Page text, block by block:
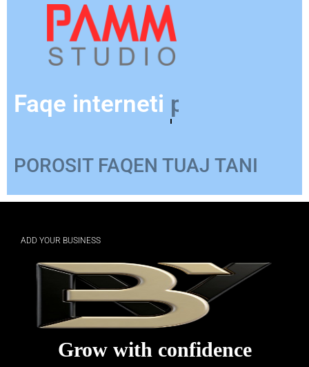
Faqe interneti
POROSIT FAQEN TUAJ TANI
ADD YOUR BUSINESS